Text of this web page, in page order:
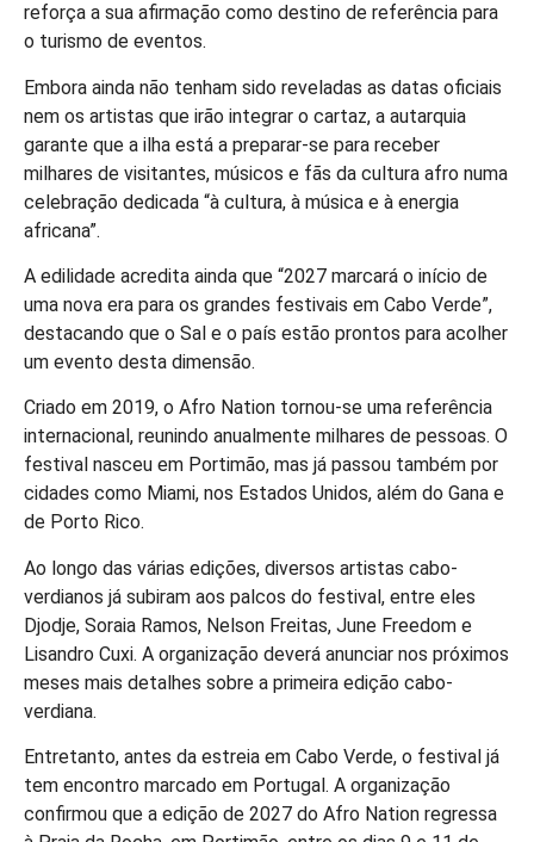
reforça a sua afirmação como destino de referência para
o turismo de eventos.
Embora ainda não tenham sido reveladas as datas oficiais
nem os artistas que irão integrar o cartaz, a autarquia
garante que a ilha está a preparar-se para receber
milhares de visitantes, músicos e fãs da cultura afro numa
celebração dedicada “à cultura, à música e à energia
africana”.
A edilidade acredita ainda que “2027 marcará o início de
uma nova era para os grandes festivais em Cabo Verde”,
destacando que o Sal e o país estão prontos para acolher
um evento desta dimensão.
Criado em 2019, o Afro Nation tornou-se uma referência
internacional, reunindo anualmente milhares de pessoas. O
festival nasceu em Portimão, mas já passou também por
cidades como Miami, nos Estados Unidos, além do Gana e
de Porto Rico.
Ao longo das várias edições, diversos artistas cabo-
verdianos já subiram aos palcos do festival, entre eles
Djodje, Soraia Ramos, Nelson Freitas, June Freedom e
Lisandro Cuxi. A organização deverá anunciar nos próximos
meses mais detalhes sobre a primeira edição cabo-
verdiana.
Entretanto, antes da estreia em Cabo Verde, o festival já
tem encontro marcado em Portugal. A organização
confirmou que a edição de 2027 do Afro Nation regressa